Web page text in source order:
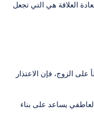
العلاقة هي التي تجعل
الزوج، فإن الاعتذار
يساعد على بناء